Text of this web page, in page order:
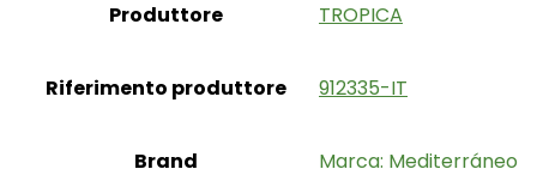
Produttore ‎TROPICA
Riferimento produttore ‎912335-IT
Brand Marca: Mediterráneo